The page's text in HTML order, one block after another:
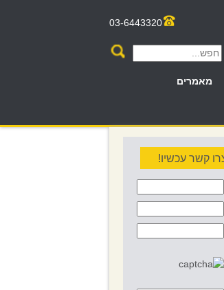
03-6443320
מאמרים
קשר עכשיו!